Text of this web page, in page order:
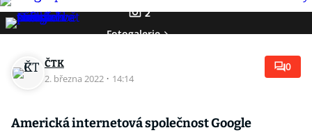
2
Fotogalerie
ČTK
2. března 2022 · 14:14
0
Americká internetová společnost Google